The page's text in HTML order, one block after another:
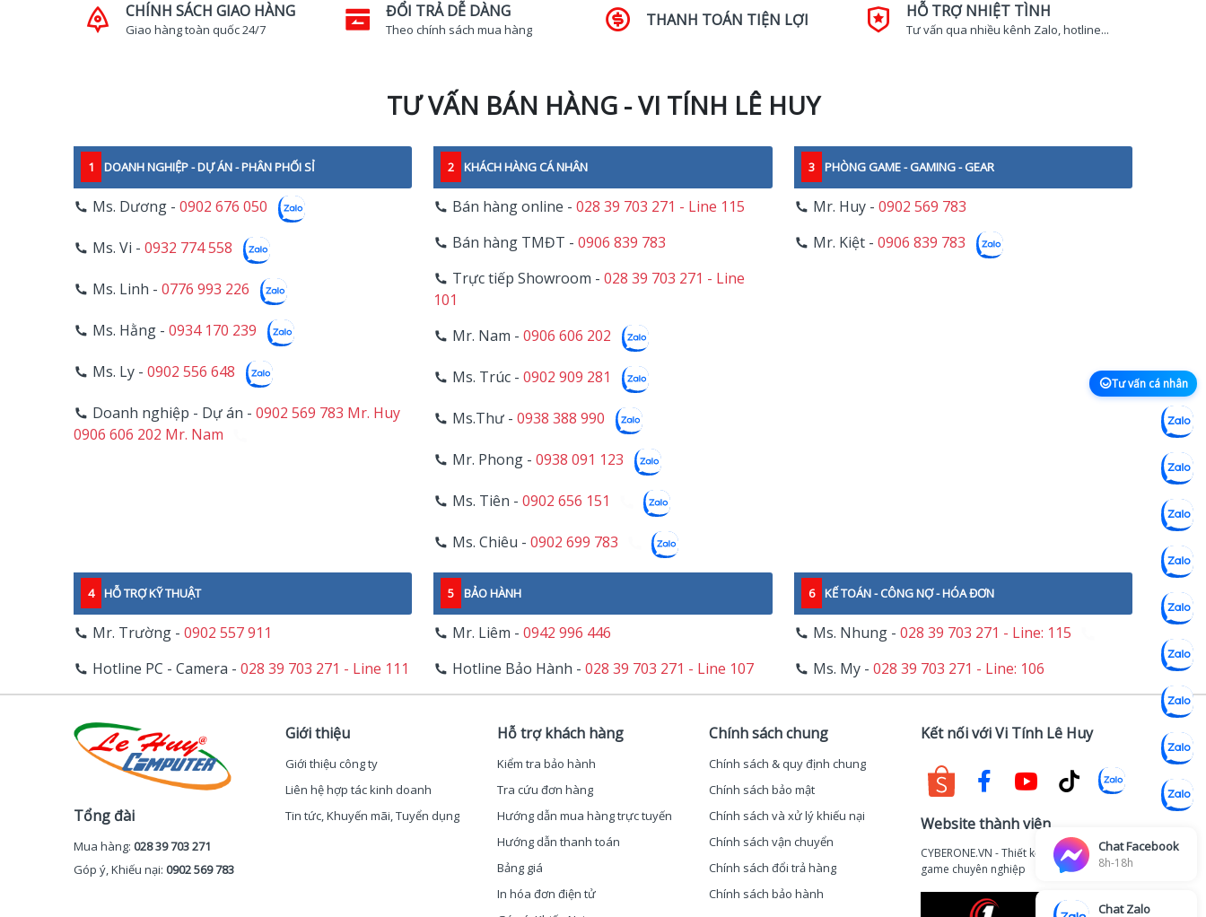
CHÍNH SÁCH GIAO HÀNG
Giao hàng toàn quốc 24/7
ĐỔI TRẢ DỄ DÀNG
Theo chính sách mua hàng
THANH TOÁN TIỆN LỢI HỖ TRỢ NHIỆT TÌNH
Tư vấn qua nhiều kênh Zalo, hotline...
TƯ VẤN BÁN HÀNG - VI TÍNH LÊ HUY
1 DOANH NGHIỆP - DỰ ÁN - PHÂN PHỐI SỈ
Ms. Dương - 0902 676 050
Ms. Vi - 0932 774 558
Ms. Linh - 0776 993 226
Ms. Hằng - 0934 170 239
Ms. Ly - 0902 556 648
Doanh nghiệp - Dự án - 0902 569 783 Mr. Huy
0906 606 202 Mr. Nam
2 KHÁCH HÀNG CÁ NHÂN
Bán hàng online -028 39 703 271 - Line 115
Bán hàng TMĐT -0906 839 783
Trực tiếp Showroom -028 39 703 271 - Line
101
Mr. Nam -0906 606 202
Ms. Trúc -0902 909 281
Ms.Thư -0938 388 990
Mr. Phong -0938 091 123
Ms. Tiên -0902 656 151
Ms. Chiêu -0902 699 783
3 PHÒNG GAME - GAMING - GEAR
Mr. Huy - 0902 569 783
Mr. Kiệt - 0906 839 783
4 HỖ TRỢ KỸ THUẬT
Mr. Trường - 0902 557 911
Hotline PC - Camera - 028 39 703 271 - Line 111
5 BẢO HÀNH
Mr. Liêm -0942 996 446
Hotline Bảo Hành -028 39 703 271 - Line 107
6 KẾ TOÁN - CÔNG NỢ - HÓA ĐƠN
Ms. Nhung - 028 39 703 271 - Line: 115
Ms. My - 028 39 703 271 - Line: 106
Tổng đài
Mua hàng: 028 39 703 271
Góp ý, Khiếu nại: 0902 569 783
Giới thiệu
Giới thiệu công ty
Liên hệ hợp tác kinh doanh
Tin tức, Khuyến mãi, Tuyển dụng
Hỗ trợ khách hàng
Kiểm tra bảo hành
Tra cứu đơn hàng
Hướng dẫn mua hàng trực tuyến
Hướng dẫn thanh toán
Bảng giá
In hóa đơn điện tử
Chính sách chung
Chính sách & quy định chung
Chính sách bảo mật
Chính sách và xử lý khiếu nại
Chính sách vận chuyển
Chính sách đổi trả hàng
Chính sách bảo hành
Kết nối với Vi Tính Lê Huy
Website thành viên
CYBERONE.VN - Thiết kế thi công phòng
game chuyên nghiệp
Tư vấn cá nhân
Chat Facebook
8h-18h
Chat Zalo